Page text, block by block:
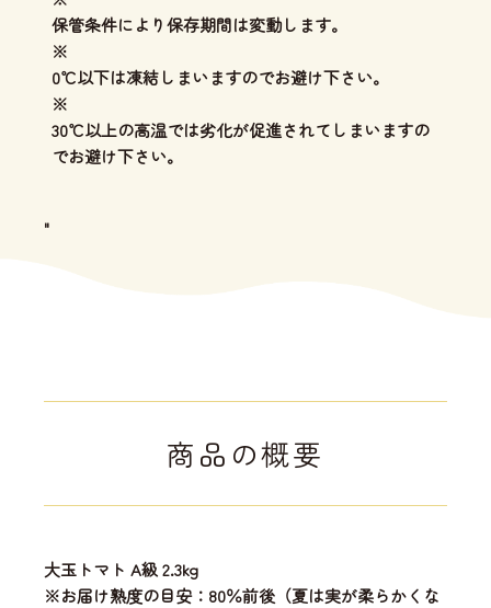
保管条件により保存期間は変動します。
※
0℃以下は凍結しまいますのでお避け下さい。
※
30℃以上の高温では劣化が促進されてしまいますの
でお避け下さい。
"
商品の概要
大玉トマト A級 2.3kg
※お届け熟度の目安：80％前後（夏は実が柔らかくな